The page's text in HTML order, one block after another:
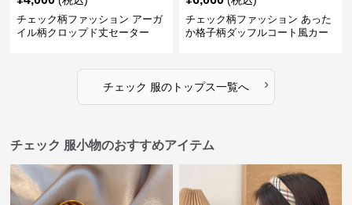
チェック柄ファッション アーガ
イル柄クロップド丈セーター
チェック柄ファッション あった
か格子柄ダッフルコート風カー
チェック 服のトップス一覧へ ›
チェック 服小物のおすすめアイテム